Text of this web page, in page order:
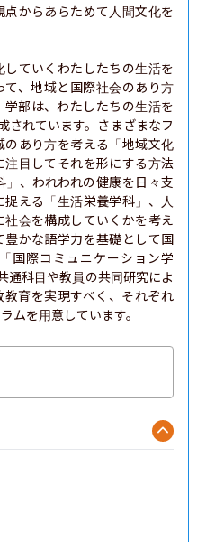
点からあらためて人間文化を
ていくわたしたちの生活を
、地域と国際社会のあり方
部は、わたしたちの生活を
されています。さまざまなフ
あり方を考える「地域文化
目してそれを形にする方法
、われわれの健康を日々支
える「生活栄養学科」、人
会を構成していくかを考え
かな語学力を基礎として国
国際コミュニケーション学
通科目や教員の共同研究によ
育を実現すべく、それぞれ
ムを用意しています。